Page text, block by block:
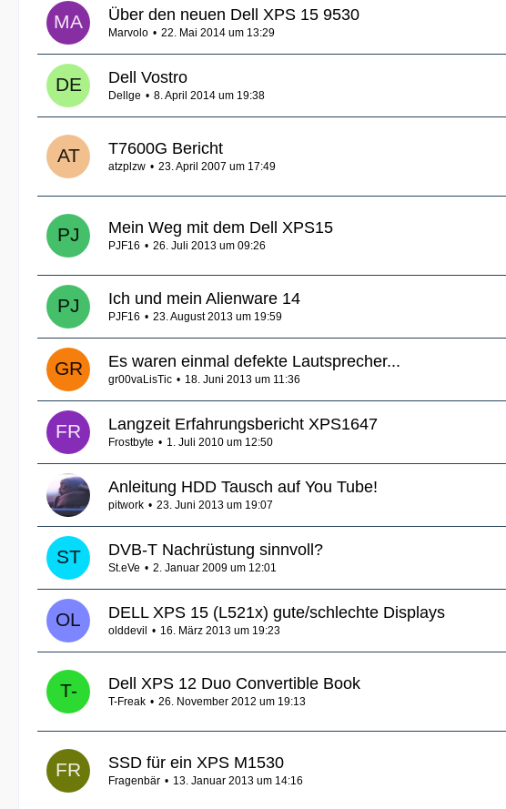
Über den neuen Dell XPS 15 9530
Marvolo 22. Mai 2014 um 13:29
Dell Vostro
Dellge 8. April 2014 um 19:38
T7600G Bericht
atzplzw 23. April 2007 um 17:49
Mein Weg mit dem Dell XPS15
PJF16 26. Juli 2013 um 09:26
Ich und mein Alienware 14
PJF16 23. August 2013 um 19:59
Es waren einmal defekte Lautsprecher...
gr00vaLisTic 18. Juni 2013 um 11:36
Langzeit Erfahrungsbericht XPS1647
Frostbyte 1. Juli 2010 um 12:50
Anleitung HDD Tausch auf You Tube!
pitwork 23. Juni 2013 um 19:07
DVB-T Nachrüstung sinnvoll?
St.eVe 2. Januar 2009 um 12:01
DELL XPS 15 (L521x) gute/schlechte Displays
olddevil 16. März 2013 um 19:23
Dell XPS 12 Duo Convertible Book
T-Freak 26. November 2012 um 19:13
SSD für ein XPS M1530
Fragenbär 13. Januar 2013 um 14:16